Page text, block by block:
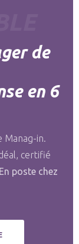
de
en 6
Manag-in.
certifié
En poste chez